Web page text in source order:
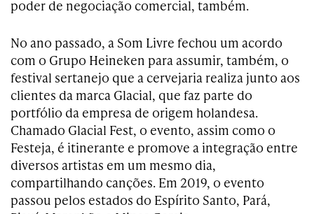
poder de negociação comercial, também.
No ano passado, a Som Livre fechou um acordo
com o Grupo Heineken para assumir, também, o
festival sertanejo que a cervejaria realiza junto aos
clientes da marca Glacial, que faz parte do
portfólio da empresa de origem holandesa.
Chamado Glacial Fest, o evento, assim como o
Festeja, é itinerante e promove a integração entre
diversos artistas em um mesmo dia,
compartilhando canções. Em 2019, o evento
passou pelos estados do Espírito Santo, Pará,